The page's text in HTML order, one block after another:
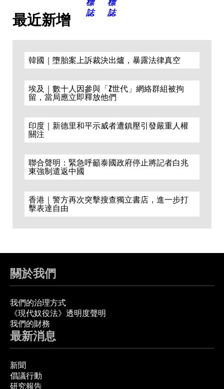
最近新增
韓國｜墮胎案上訴裁決出爐，暴露法律真空
埃及｜數十人因參與「Z世代」網絡群組被拘
留，當局應立即釋放他們
印度｜新德里和平示威者遭鎮壓引發嚴重人權
關注
聯合聲明：緊急呼籲泰國政府停止將記者白兆
東強制遣返中國
香港｜警方再次突擊搜查獨立書店，進一步打
擊表達自由
關於我們
我們的治理方式
《現代奴役法》透明度聲明
我們的財務
最新消息
新聞
倡議行動
研究報告